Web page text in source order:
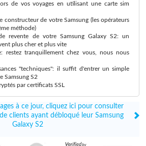
de vos voyages en utilisant une carte sim
constructeur de votre Samsung (les opérateurs
méthode)
revente de votre Samsung Galaxy S2: un
plus cher et plus vite
restez tranquillement chez vous, nous nous
"techniques": il suffit d'entrer un simple
Samsung S2
par certificats SSL
à ce jour, cliquez ici pour consulter
clients ayant débloqué leur Samsung
Galaxy S2